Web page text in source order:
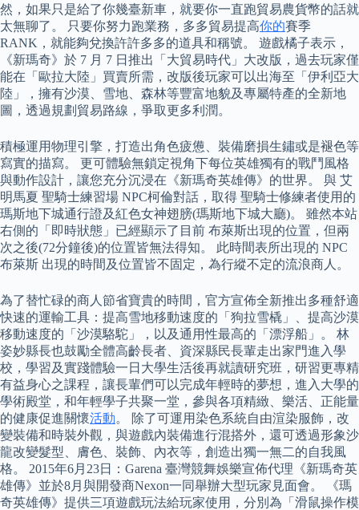
然，如果只是給了你幾臺新車，就要你一直跑貿易農貨幣的話就
太無聊了。 只要你努力跑業務，多多貿易提高你的賽季
RANK，就能夠兌換許許多多的道具和稱號。 遊戲橘子表示，
《新瑪奇》於 7 月 7 日推出「大貿易時代」大改版，過去玩家僅
能在「歐拉大陸」買賣所需，改版後玩家可以出海至「伊利亞大
陸」，擁有沙漠、雪地、森林等豐富地貌及專屬特產的全新地
圖，透過規劃貿易路線，爭取更多利潤。
積極運用物理引擎，打造出角色疲憊、裝備磨損生鏽或是褪色等
寫實的描寫。 更可體驗無鎖定視角下每位英雄獨有的戰鬥風格
與動作設計，讓您充分沉浸在《新瑪奇英雄傳》的世界。 與 艾
明馬夏 聖騎士練習場 NPC柯倫對話，取得 聖騎士修練者使用的
瑪斯地下城通行證及紅色女神翅膀(瑪斯地下城大廳)。 雖然本站
右側的「即時狀態」已經顯示了目前 布萊斯出現的位置，但兩
次之後(72分鐘後)的位置皆無法得知。 此時間表所出現的 NPC
布萊斯 出現的時間及位置皆不固定，為行縱不定的流浪商人。
為了替忙碌的商人節省寶貴的時間，官方宣佈全新推出多種舒適
快速的運輸工具：提高雪地移動速度的「狗拉雪橇」、提高沙漠
移動速度的「沙漠駱駝」，以及通用性最高的「漂浮船」。 林
姿妙縣長也鼓勵全體高齡長者、資深縣民長輩走出家門進入學
校，學習及實踐體驗一日大學生活後再就讀研究班，研習更專精
有益身心之課程，讓長輩們可以完成年輕時的夢想，進入大學的
學術殿堂，和年輕學子共聚一堂，參與各項精緻、樂活、正能量
的健康促進關懷活動。 除了可運用染色系統自由渲染服飾，改
變裝備和時裝外觀，與遊戲內裝備進行混搭外，還可透過形象沙
龍改變髮型、膚色、裝飾、內衣等，創造出獨一無二的自我風
格。 2015年6月23日：Garena 臺灣競舞娛樂宣佈代理《新瑪奇英
雄傳》並於8月與開發商Nexon一同舉辦大型玩家見面會。 《瑪
奇英雄傳》提供三項遊戲玩法給玩家使用，分別為「滑鼠操作模